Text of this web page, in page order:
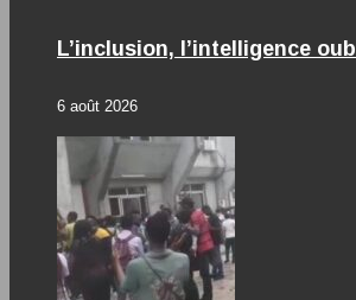
L’inclusion, l’intelligence
6 août 2026